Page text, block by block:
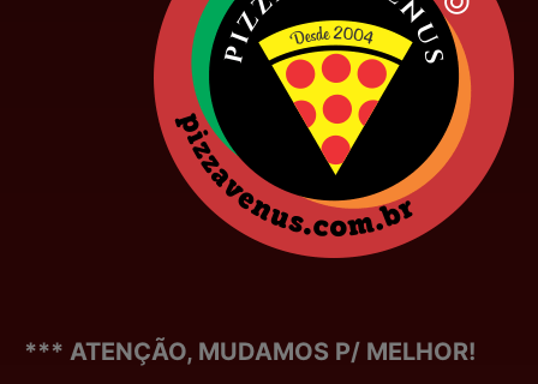
*** ATENÇÃO, MUDAMOS P/ MELHOR!